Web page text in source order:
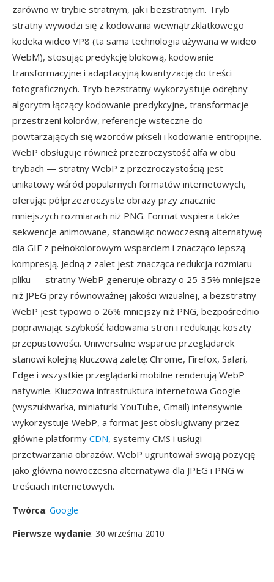
zarówno w trybie stratnym, jak i bezstratnym. Tryb
stratny wywodzi się z kodowania wewnątrzklatkowego
kodeka wideo VP8 (ta sama technologia używana w wideo
WebM), stosując predykcję blokową, kodowanie
transformacyjne i adaptacyjną kwantyzację do treści
fotograficznych. Tryb bezstratny wykorzystuje odrębny
algorytm łączący kodowanie predykcyjne, transformacje
przestrzeni kolorów, referencje wsteczne do
powtarzających się wzorców pikseli i kodowanie entropijne.
WebP obsługuje również przezroczystość alfa w obu
trybach — stratny WebP z przezroczystością jest
unikatowy wśród popularnych formatów internetowych,
oferując półprzezroczyste obrazy przy znacznie
mniejszych rozmiarach niż PNG. Format wspiera także
sekwencje animowane, stanowiąc nowoczesną alternatywę
dla GIF z pełnokolorowym wsparciem i znacząco lepszą
kompresją. Jedną z zalet jest znacząca redukcja rozmiaru
pliku — stratny WebP generuje obrazy o 25-35% mniejsze
niż JPEG przy równoważnej jakości wizualnej, a bezstratny
WebP jest typowo o 26% mniejszy niż PNG, bezpośrednio
poprawiając szybkość ładowania stron i redukując koszty
przepustowości. Uniwersalne wsparcie przeglądarek
stanowi kolejną kluczową zaletę: Chrome, Firefox, Safari,
Edge i wszystkie przeglądarki mobilne renderują WebP
natywnie. Kluczowa infrastruktura internetowa Google
(wyszukiwarka, miniaturki YouTube, Gmail) intensywnie
wykorzystuje WebP, a format jest obsługiwany przez
główne platformy CDN, systemy CMS i usługi
przetwarzania obrazów. WebP ugruntował swoją pozycję
jako główna nowoczesna alternatywa dla JPEG i PNG w
treściach internetowych.
Twórca: Google
Pierwsze wydanie: 30 września 2010